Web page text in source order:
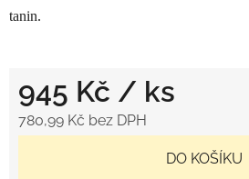
tanin.
945 Kč / ks
780,99 Kč bez DPH
DO KOŠÍKU